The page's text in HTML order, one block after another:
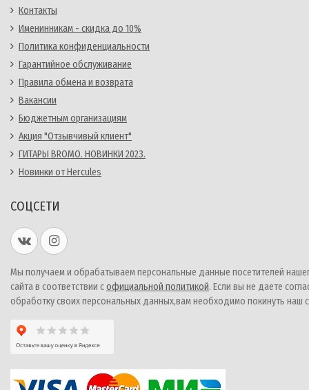
Контакты
Именинникам - скидка до 10%
Политика конфиденциальности
Гарантийное обслуживание
Правила обмена и возврата
Вакансии
Бюджетным организациям
Акция "Отзывчивый клиент"
ГИТАРЫ BROMO. НОВИНКИ 2023.
Новинки от Hercules
СОЦСЕТИ
Мы получаем и обрабатываем персональные данные посетителей
сайта в соответствии софициальной политикой. Если вы не даете
обработку своих персональных данных,вам необходимо покинуть наш